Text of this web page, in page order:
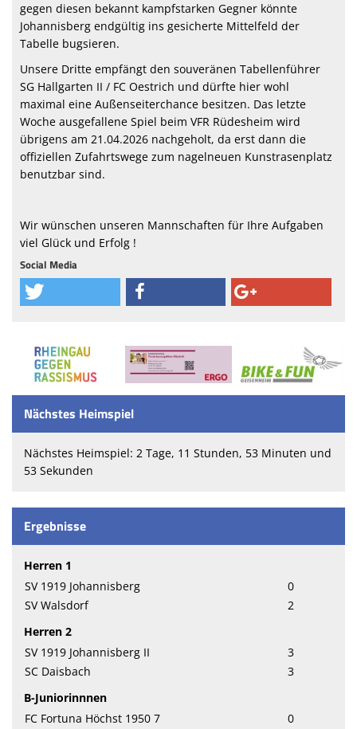
gegen diesen bekannt kampfstarken Gegner könnte
Johannisberg endgültig ins gesicherte Mittelfeld der
Tabelle bugsieren.
Unsere Dritte empfängt den souveränen Tabellenführer
SG Hallgarten II / FC Oestrich und dürfte hier wohl
maximal eine Außenseiterchance besitzen. Das letzte
Woche ausgefallene Spiel beim VFR Rüdesheim wird
übrigens am 21.04.2026 nachgeholt, da erst dann die
offiziellen Zufahrtswege zum nagelneuen Kunstrasenplatz
benutzbar sind.
Wir wünschen unseren Mannschaften für Ihre Aufgaben
viel Glück und Erfolg !
Social Media
Nächstes Heimspiel
Nächstes Heimspiel: 2 Tage, 11 Stunden, 53 Minuten und
53 Sekunden
Ergebnisse
Herren 1
SV 1919 Johannisberg
0
SV Walsdorf
2
Herren 2
SV 1919 Johannisberg II
3
SC Daisbach
3
B-Juniorinnnen
FC Fortuna Höchst 1950 7
0